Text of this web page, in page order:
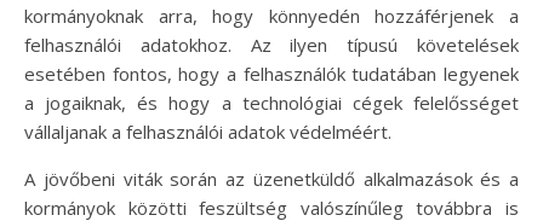
kormányoknak arra, hogy könnyedén hozzáférjenek a
felhasználói adatokhoz. Az ilyen típusú követelések
esetében fontos, hogy a felhasználók tudatában legyenek
a jogaiknak, és hogy a technológiai cégek felelősséget
vállaljanak a felhasználói adatok védelméért.
A jövőbeni viták során az üzenetküldő alkalmazások és a
kormányok közötti feszültség valószínűleg továbbra is